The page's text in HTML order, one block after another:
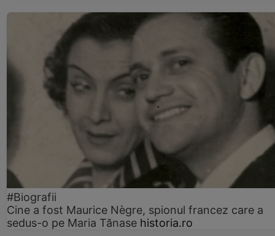
#Biografii
Cine a fost Maurice Nègre, spionul francez care a
sedus-o pe Maria Tănase historia.ro